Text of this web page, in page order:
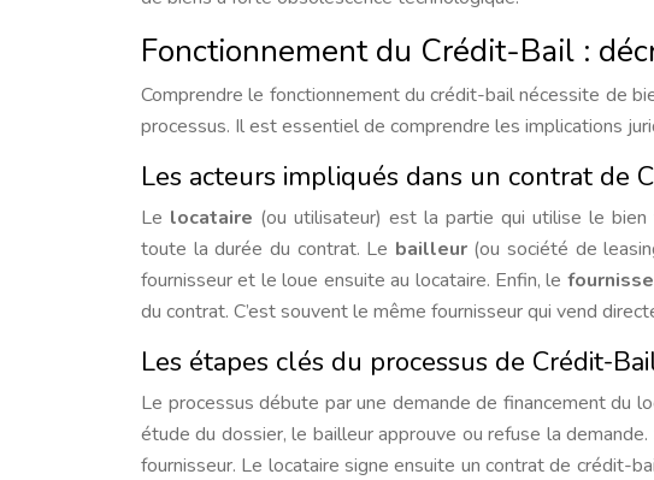
Fonctionnement du Crédit-Bail :
Comprendre le fonctionnement du crédit-bail nécessite de
processus. Il est essentiel de comprendre les implications
Les acteurs impliqués dans un contrat de
Le locataire (ou utilisateur) est la partie qui utilise le
toute la durée du contrat. Le bailleur (ou société de
fournisseur et le loue ensuite au locataire. Enfin, le
du contrat. C’est souvent le même fournisseur qui vend
Les étapes clés du processus de Crédit-
Le processus débute par une demande de financement du
étude du dossier, le bailleur approuve ou refuse la
fournisseur. Le locataire signe ensuite un contrat de crédit-